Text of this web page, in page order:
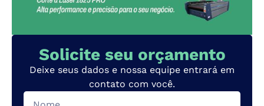
Solicite seu orçamento
Deixe seus dados e nossa equipe entrará em
contato com você.